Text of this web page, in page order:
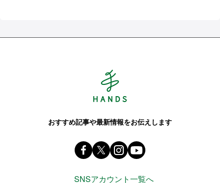
おすすめ記事や最新情報をお伝えします
Facebook ハンズ公式ファンページ
X(旧 twitter) @Hands_official_
instagram
SNSアカウント一覧へ